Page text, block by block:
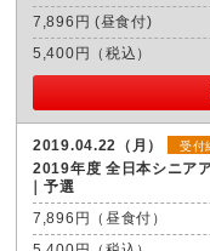
7,896円 (昼食付)
5,400円（税込）
2019.04.22（月） 受付
2019年度 全日本シニア
予選
7,896円（昼食付）